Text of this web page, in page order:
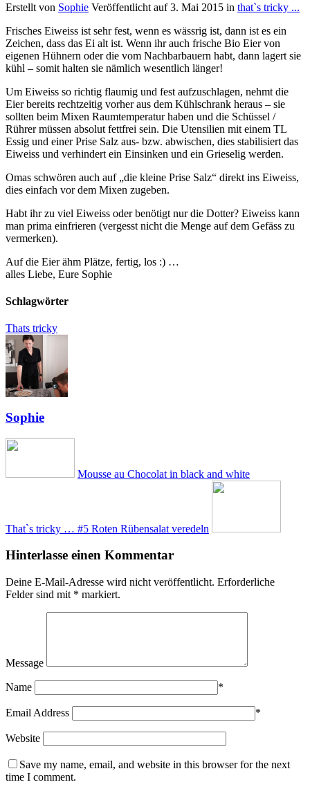
Erstellt von Sophie Veröffentlicht auf3. Mai 2015 in that`s tricky ...
Frisches Eiweiss ist sehr fest, wenn es wässrig ist, dann ist es ein
Zeichen, dass das Ei alt ist. Wenn ihr auch frische Bio Eier von
eigenen Hühnern oder die vom Nachbarbauern habt, dann lagert sie
kühl – somit halten sie nämlich wesentlich länger!
Um Eiweiss so richtig flaumig und fest aufzuschlagen, nehmt die
Eier bereits rechtzeitig vorher aus dem Kühlschrank heraus – sie
sollten beim Mixen Raumtemperatur haben und die Schüssel /
Rührer müssen absolut fettfrei sein. Die Utensilien mit einem TL
Essig und einer Prise Salz aus- bzw. abwischen, dies stabilisiert das
Eiweiss und verhindert ein Einsinken und ein Grieselig werden.
Omas schwören auch auf „die kleine Prise Salz“ direkt ins Eiweiss,
dies einfach vor dem Mixen zugeben.
Habt ihr zu viel Eiweiss oder benötigt nur die Dotter? Eiweiss kann
man prima einfrieren (vergesst nicht die Menge auf dem Gefäss zu
vermerken).
Auf die Eier ähm Plätze, fertig, los :) …
alles Liebe, Eure Sophie
Schlagwörter
Thats tricky
Sophie
Mousse au Chocolat in black and white
That`s tricky … #5 Roten Rübensalat veredeln
Hinterlasse einen Kommentar
Deine E-Mail-Adresse wird nicht veröffentlicht. Erforderliche
Felder sind mit * markiert.
Message
Name *
Email Address *
Website
Save my name, email, and website in this browser for the next
time I comment.